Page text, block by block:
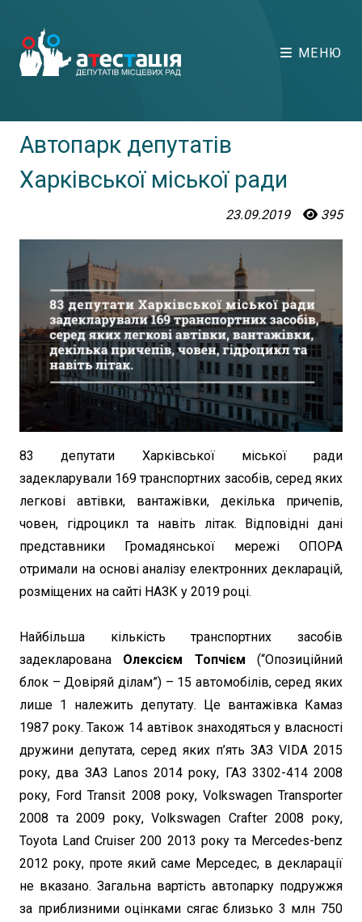
МЕНЮ
Автопарк депутатів
Харківської міської ради
23.09.2019 395
83 депутати Харківської міської ради
задекларували 169 транспортних засобів, серед яких
легкові автівки, вантажівки, декілька причепів,
човен, гідроцикл та навіть літак. Відповідні дані
представники Громадянської мережі ОПОРА
отримали на основі аналізу електронних декларацій,
розміщених на сайті НАЗК у 2019 році.
Найбільша кількість транспортних засобів
задекларована Олексієм Топчієм (“Опозиційний
блок – Довіряй ділам”) – 15 автомобілів, серед яких
лише 1 належить депутату. Це вантажівка Камаз
1987 року. Також 14 автівок знаходяться у власності
дружини депутата, серед яких п’ять ЗАЗ VIDA 2015
року, два ЗАЗ Lanos 2014 року, ГАЗ 3302-414 2008
року, Ford Transit 2008 року, Volkswagen Transporter
2008 та 2009 року, Volkswagen Crafter 2008 року,
Toyota Land Cruiser 200 2013 року та Mercedes-benz
2012 року, проте який саме Мерседес, в декларації
не вказано. Загальна вартість автопарку подружжя
за приблизними оцінками сягає близько 3 млн 750